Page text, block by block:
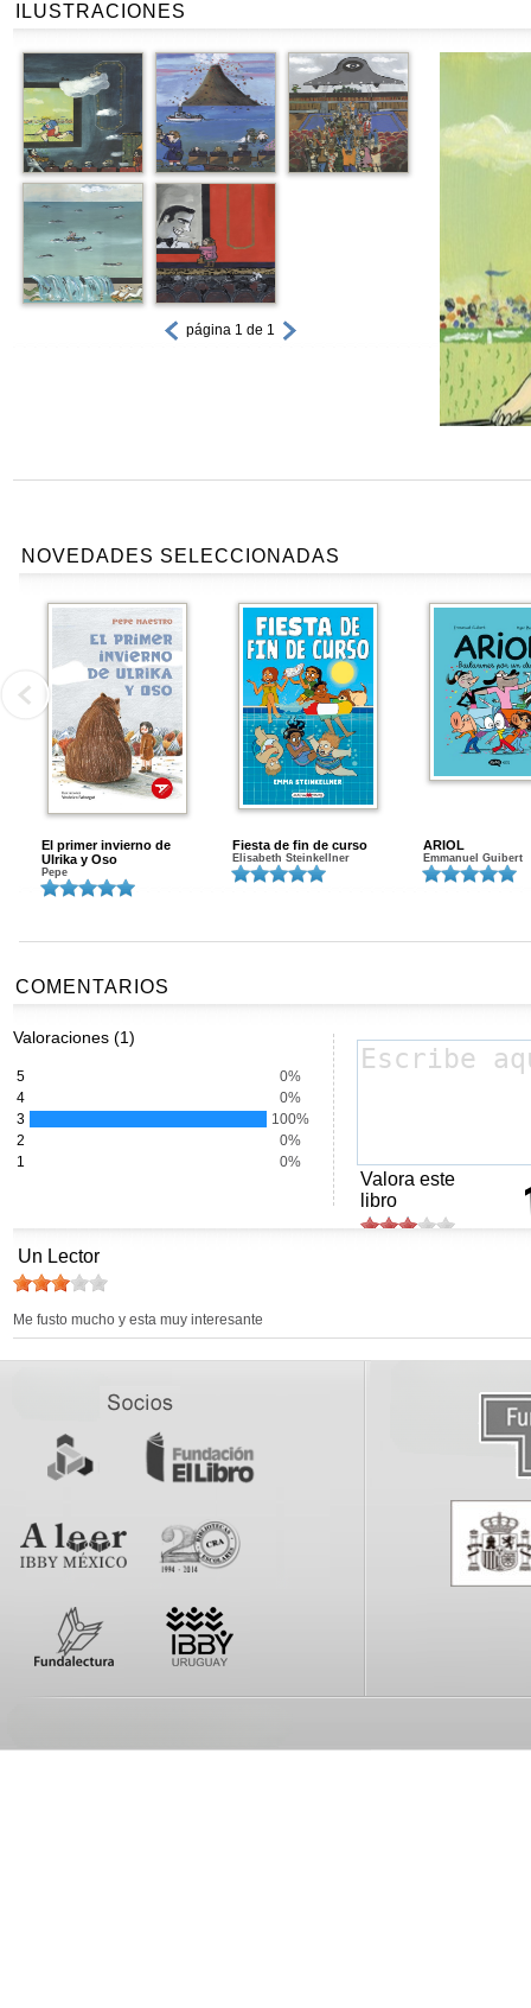
ILUSTRACIONES
página 1 de 1
NOVEDADES SELECCIONADAS
El primer invierno de
Ulrika y Oso
Pepe
Fiesta de fin de curso
Elisabeth Steinkellner
ARIOL
Emmanuel Guibert
COMENTARIOS
Valoraciones (1)
5
0%
4
0%
3
100%
2
0%
1
0%
Valora este
libro
Un Lector
Me fusto mucho y esta muy interesante